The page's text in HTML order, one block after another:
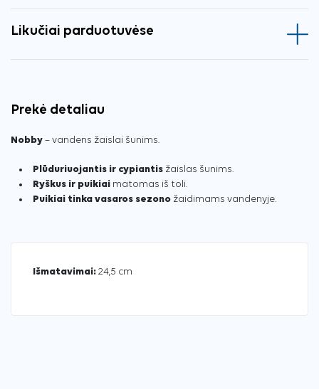
Likučiai parduotuvėse
Prekė detaliau
Nobby – vandens žaislai šunims.
Plūduriuojantis ir cypiantis žaislas šunims.
Ryškus ir puikiai matomas iš toli.
Puikiai tinka vasaros sezono žaidimams vandenyje.
Išmatavimai: 24,5 cm